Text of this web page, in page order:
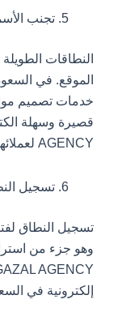
تجنب
النطاقات الطويلة
الموقع. في
خدمات تصميم مواقع
AGENCY لعملائها.
تسجيل
تسجيل النطاق
وهو جزء من
إلكترونية في